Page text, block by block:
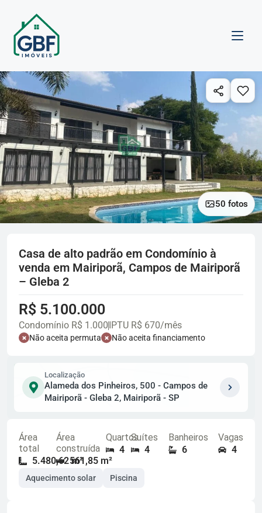
50 fotos
Casa de alto padrão em Condomínio à
venda em Mairiporã, Campos de Mairiporã
– Gleba 2
R$ 5.100.000
Condomínio R$ 1.000 IPTU R$ 670/mês
Não aceita permuta Não aceita financiamento
Localização
Alameda dos Pinheiros, 500 - Campos de
Mairiporã - Gleba 2, Mairiporã - SP
Área
total
5.480,62 m²
Área
construída
561,85 m²
Quartos
4
Suítes
4
Banheiros
6
Vagas
4
Aquecimento solar Piscina